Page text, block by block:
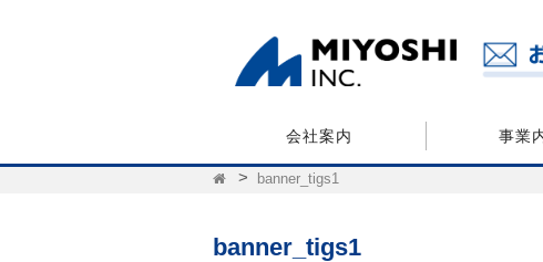
会社案内 事業
banner_tigs1
banner_tigs1